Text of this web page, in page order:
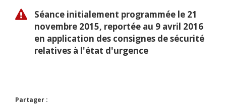
Séance initialement programmée le 21
novembre 2015, reportée au 9 avril 2016
en application des consignes de sécurité
relatives à l'état d'urgence
Partager :